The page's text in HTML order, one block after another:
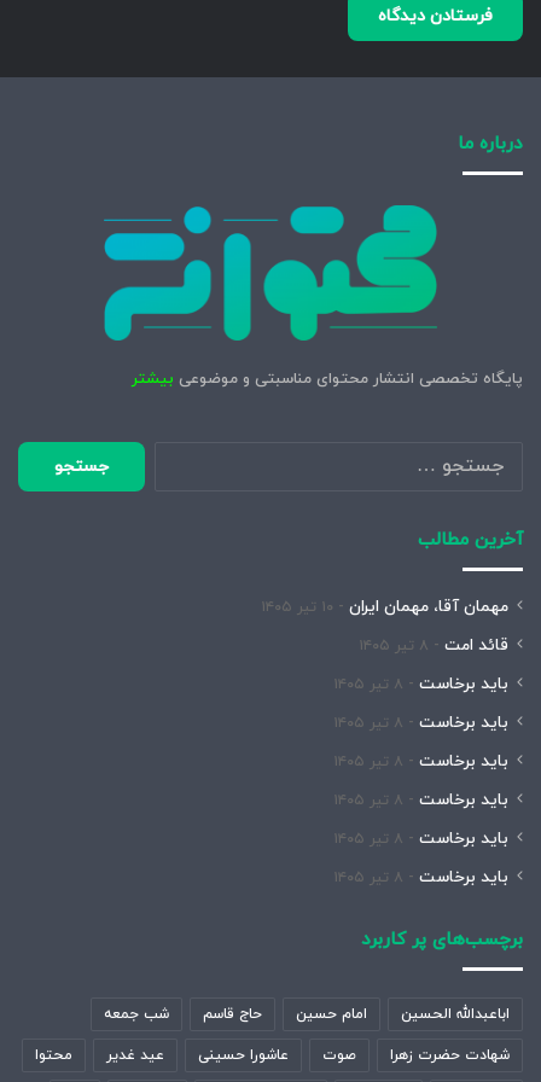
درباره ما
پایگاه تخصصی انتشار محتوای مناسبتی و موضوعی بیشتر
جستجو
برای:
آخرین مطالب
مهمان آقا، مهمان ایران ۱۰ تیر ۱۴۰۵
قائد امت ۸ تیر ۱۴۰۵
باید برخاست ۸ تیر ۱۴۰۵
باید برخاست ۸ تیر ۱۴۰۵
باید برخاست ۸ تیر ۱۴۰۵
باید برخاست ۸ تیر ۱۴۰۵
باید برخاست ۸ تیر ۱۴۰۵
باید برخاست ۸ تیر ۱۴۰۵
برچسب‌های پر کاربرد
اباعبدالله الحسین امام حسین حاج قاسم شب جمعه
شهادت حضرت زهرا صوت عاشورا حسینی عید غدیر محتوا